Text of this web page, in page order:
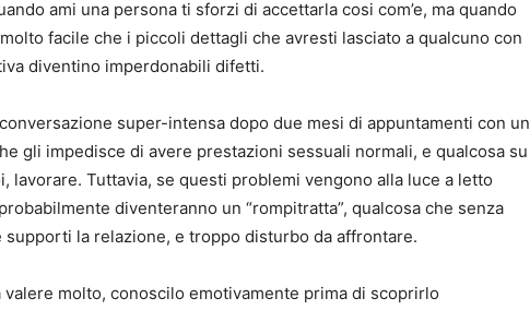
ami una persona ti sforzi di accettarla cosi com’e, ma quando
facile che i piccoli dettagli che avresti lasciato a qualcuno con
diventino imperdonabili difetti.
super-intensa dopo due mesi di appuntamenti con un
gli impedisce di avere prestazioni sessuali normali, e qualcosa su
lavorare. Tuttavia, se questi problemi vengono alla luce a letto
diventeranno un “rompitratta”, qualcosa che senza
supporti la relazione, e troppo disturbo da affrontare.
valere molto, conoscilo emotivamente prima di scoprirlo